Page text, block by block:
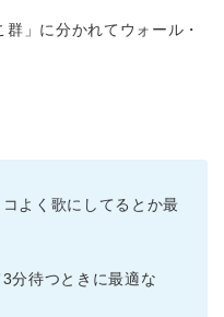
」に分かれてウォール・
よく歌にしてるとか最
分待つときに最適な